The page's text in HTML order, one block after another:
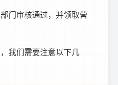
门审核通过，并领取营
我们需要注意以下几